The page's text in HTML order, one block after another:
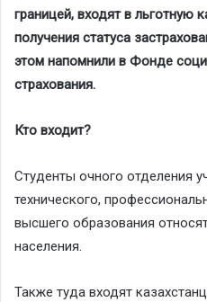
границей, входят в льготную
получения статуса
этом напомнили в Фонде соц
страхования.
Кто входит?
Студенты очного отделения
технического,
высшего образования
населения.
Также туда входят